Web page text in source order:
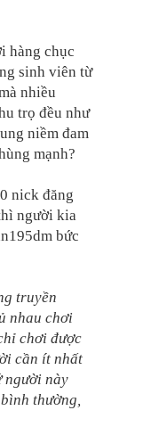
hàng chục
sinh viên từ
nhiều
trọ đều như
niềm đam
mạnh?
nick đăng
người kia
bức
truyền
nhau chơi
chơi được
cần ít nhất
người này
thường,